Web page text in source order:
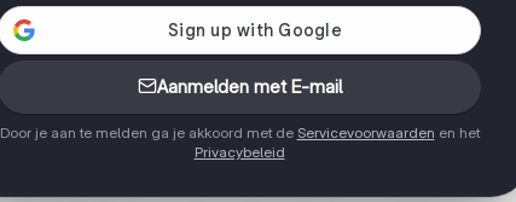
Aanmelden met E-mail
Door je aan te melden ga je akkoord met de Servicevoorwaarden en het
Privacybeleid